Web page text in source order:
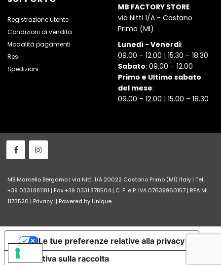
Registrazione utente
Condizioni di vendita
Modalità pagamenti
Resi
Spedizioni
MB FACTORY STORE
via Nitti 1/A - Castano
Primo (MI)
Lunedì - Venerdì:
09.00 – 12.00 | 15.30 – 18.30
Sabato: 09.00 – 12.00
Primo e Ultimo sabato
del mese:
09.00 – 12.00 | 15.00 – 18.30
MB Marcello Bergamo | via Nitti 1/A 20022 Castano Primo (MI) Italy | Tel.
+39 0331.881181 | Fax +39 0331.878504 | C. F. e P. IVA 07639960157 | REA MI
1173520 | Privacy || Powered by Unique
Informativa sulla raccolta
Le tue preferenze relative alla privacy